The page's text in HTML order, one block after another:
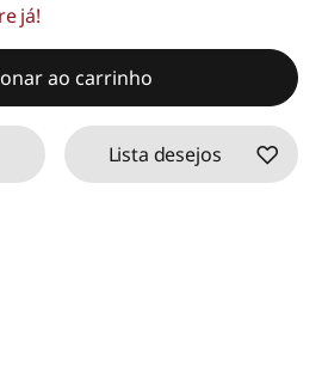
já!
ao carrinho
Lista desejos